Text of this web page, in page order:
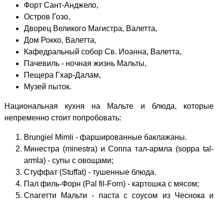
Форт Сант-Анджело,
Остров Гозо,
Дворец Великого Магистра, Валетта,
Дом Рокко, Валетта,
Кафедральный собор Св. Иоанна, Валетта,
Пачевиль - ночная жизнь Мальты,
Пещера Гхар-Далам,
Музей пыток.
Национальная кухня на Мальте и блюда, которые
непременно стоит попробовать:
Brungiel Mimli - фаршированные баклажаны.
Минестра (minestra) и Соппа тал-армла (soppa tal-
armla) - супы с овощами;
Стуффат (Stuffat) - тушенные блюда.
Пал филь-Форн (Pal fil-Forn) - картошка с мясом;
Спагетти Мальти - паста с соусом из Чеснока и